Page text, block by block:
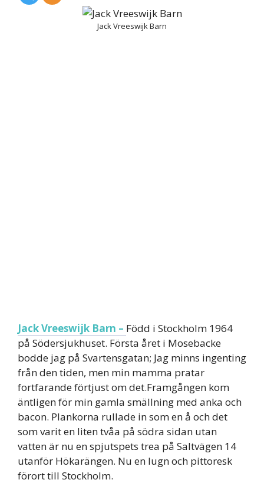
Jack Vreeswijk Barn
Jack Vreeswijk Barn – Född i Stockholm 1964
på Södersjukhuset. Första året i Mosebacke
bodde jag på Svartensgatan; Jag minns ingenting
från den tiden, men min mamma pratar
fortfarande förtjust om det.Framgången kom
äntligen för min gamla smällning med anka och
bacon. Plankorna rullade in som en å och det
som varit en liten tvåa på södra sidan utan
vatten är nu en spjutspets trea på Saltvägen 14
utanför Hökarängen. Nu en lugn och pittoresk
förort till Stockholm.